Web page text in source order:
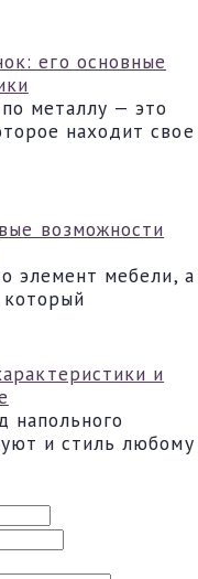
его основные
металлу — это
находит свое
возможности
элемент мебели, а
который
и
напольного
и стиль любому